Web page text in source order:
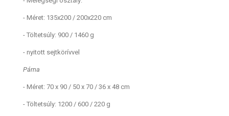
- Méret: 135x200 / 200x220 cm
- Töltetsúly: 900 / 1460 g
- nyitott sejtkörívvel
Párna
- Méret: 70 x 90 / 50 x 70 / 36 x 48 cm
- Töltetsúly: 1200 / 600 / 220 g